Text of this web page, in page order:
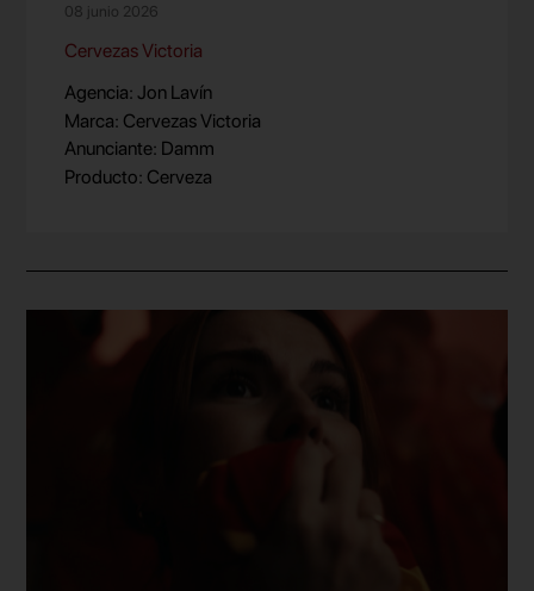
08 junio 2026
Cervezas Victoria
Agencia: Jon Lavín
Marca: Cervezas Victoria
Anunciante: Damm
Producto: Cerveza